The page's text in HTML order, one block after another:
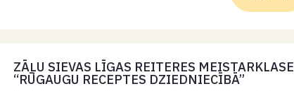
ZĀĻU SIEVAS LĪGAS REITERES MEISTARKLASE
“RŪGAUGU RECEPTES DZIEDNIECĪBĀ”